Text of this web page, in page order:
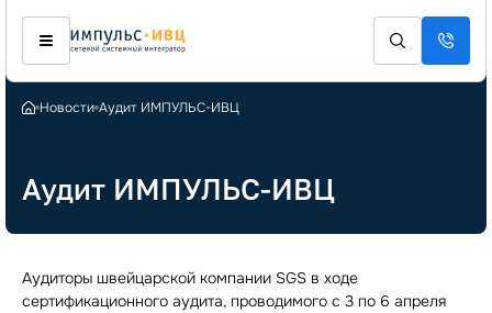
Новости Аудит ИМПУЛЬС-ИВЦ
Аудит ИМПУЛЬС-ИВЦ
Аудиторы швейцарской компании SGS в ходе
сертификационного аудита, проводимого с 3 по 6 апреля